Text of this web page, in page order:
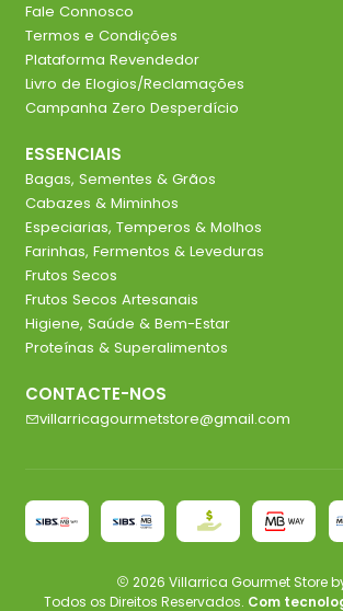
Fale Connosco
Termos e Condições
Plataforma Revendedor
Livro de Elogios/Reclamações
Campanha Zero Desperdício
ESSENCIAIS
Bagas, Sementes & Grãos
Cabazes & Miminhos
Especiarias, Temperos & Molhos
Farinhas, Fermentos & Leveduras
Frutos Secos
Frutos Secos Artesanais
Higiene, Saúde & Bem-Estar
Proteínas & Superalimentos
CONTACTE-NOS
villarricagourmetstore@gmail.com
2026 Villarrica Gourmet Store
Todos os Direitos Reservados. Com